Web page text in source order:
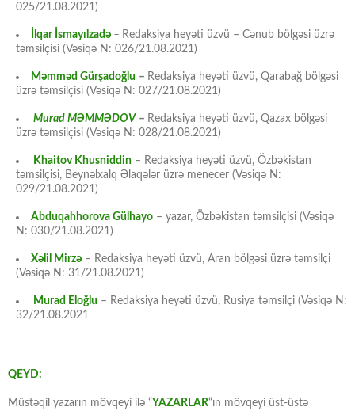
025/21.08.2021)
İlqar İsmayılzadə – Redaksiya heyəti üzvü – Cənub bölgəsi üzrə
təmsilçisi (Vəsiqə N: 026/21.08.2021)
Məmməd Gürşadoğlu – Redaksiya heyəti üzvü, Qarabağ bölgəsi
üzrə təmsilçisi (Vəsiqə N: 027/21.08.2021)
Murad MƏMMƏDOV – Redaksiya heyəti üzvü, Qazax bölgəsi
üzrə təmsilçisi (Vəsiqə N: 028/21.08.2021)
Khaitov Khusniddin – Redaksiya heyəti üzvü, Özbəkistan
təmsilçisi, Beynəlxalq Əlaqələr üzrə menecer (Vəsiqə N:
029/21.08.2021)
Abduqahhorova Gülhayo – yazar, Özbəkistan təmsilçisi (Vəsiqə
N: 030/21.08.2021)
Xəlil Mirzə – Redaksiya heyəti üzvü, Aran bölgəsi üzrə təmsilçi
(Vəsiqə N: 31/21.08.2021)
Murad Eloğlu – Redaksiya heyəti üzvü, Rusiya təmsilçi (Vəsiqə N:
32/21.08.2021
QEYD:
Müstəqil yazarın mövqeyi ilə “YAZARLAR“ın mövqeyi üst-üstə